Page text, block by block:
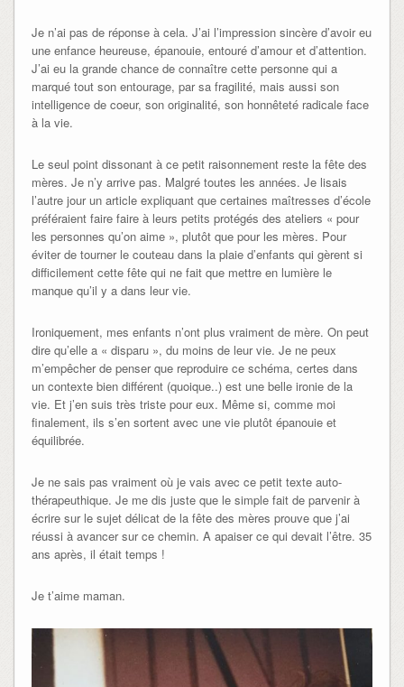
Je n’ai pas de réponse à cela. J’ai l’impression sincère d’avoir eu
une enfance heureuse, épanouie, entouré d’amour et d’attention.
J’ai eu la grande chance de connaître cette personne qui a
marqué tout son entourage, par sa fragilité, mais aussi son
intelligence de coeur, son originalité, son honnêteté radicale face
à la vie.
Le seul point dissonant à ce petit raisonnement reste la fête des
mères. Je n’y arrive pas. Malgré toutes les années. Je lisais
l’autre jour un article expliquant que certaines maîtresses d’école
préféraient faire faire à leurs petits protégés des ateliers « pour
les personnes qu’on aime », plutôt que pour les mères. Pour
éviter de tourner le couteau dans la plaie d’enfants qui gèrent si
difficilement cette fête qui ne fait que mettre en lumière le
manque qu’il y a dans leur vie.
Ironiquement, mes enfants n’ont plus vraiment de mère. On peut
dire qu’elle a « disparu », du moins de leur vie. Je ne peux
m’empêcher de penser que reproduire ce schéma, certes dans
un contexte bien différent (quoique..) est une belle ironie de la
vie. Et j’en suis très triste pour eux. Même si, comme moi
finalement, ils s’en sortent avec une vie plutôt épanouie et
équilibrée.
Je ne sais pas vraiment où je vais avec ce petit texte auto-
thérapeuthique. Je me dis juste que le simple fait de parvenir à
écrire sur le sujet délicat de la fête des mères prouve que j’ai
réussi à avancer sur ce chemin. A apaiser ce qui devait l’être. 35
ans après, il était temps !
Je t’aime maman.